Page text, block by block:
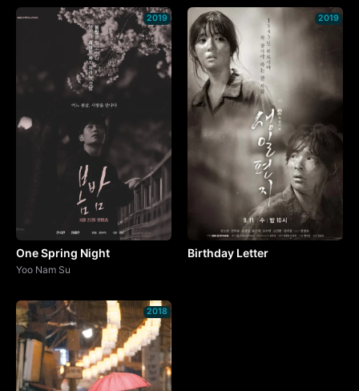
2019
One Spring Night
Yoo Nam Su
2019
Birthday Letter
2018